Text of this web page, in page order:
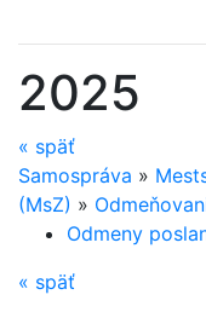
2025
« späť
Samospráva »
(MsZ) »
Odmeny
« späť